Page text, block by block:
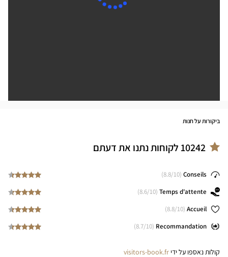
ביקורות על חנות
10242לקוחות נתנו את דעתם
Conseils
(
8.8/10)
Temps d'attente
(
8.6/10)
Accueil
(
8.8/10)
Recommandation
(
8.7/10)
קולות נאספו על ידי visitors-book.fr